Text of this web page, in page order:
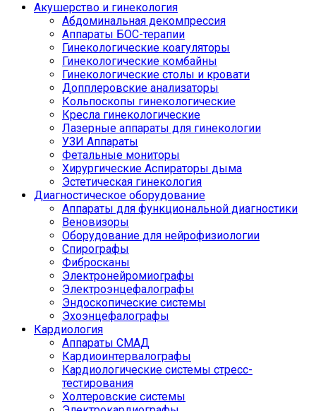
Акушерство и гинекология
Абдоминальная декомпрессия
Аппараты БОС-терапии
Гинекологические коагуляторы
Гинекологические комбайны
Гинекологические столы и кровати
Допплеровские анализаторы
Кольпоскопы гинекологические
Кресла гинекологические
Лазерные аппараты для гинекологии
УЗИ Аппараты
Фетальные мониторы
Хирургические Аспираторы дыма
Эстетическая гинекология
Диагностическое оборудование
Аппараты для функциональной диагностики
Веновизоры
Оборудование для нейрофизиологии
Спирографы
Фибросканы
Электронейромиографы
Электроэнцефалографы
Эндоскопические системы
Эхоэнцефалографы
Кардиология
Аппараты СМАД
Кардиоинтервалографы
Кардиологические системы стресс-
тестирования
Холтеровские системы